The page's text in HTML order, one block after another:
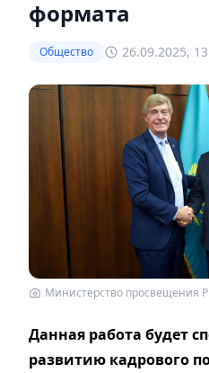
формата
Общество 26.09.2025,
Министерство просвещения
Данная работа будет
развитию кадрового